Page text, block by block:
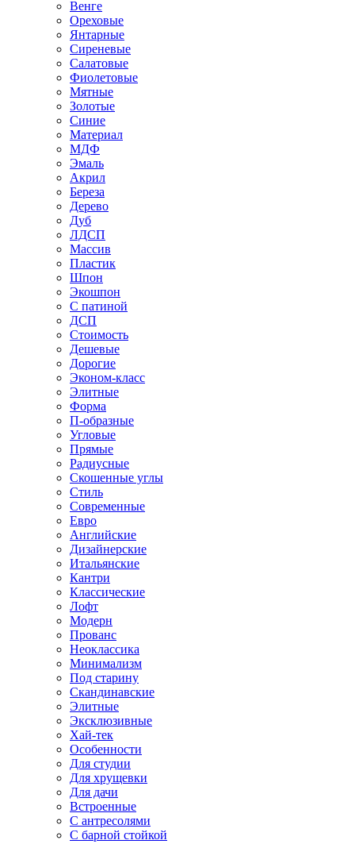
Венге
Ореховые
Янтарные
Сиреневые
Салатовые
Фиолетовые
Мятные
Золотые
Синие
Материал
МДФ
Эмаль
Акрил
Береза
Дерево
Дуб
ЛДСП
Массив
Пластик
Шпон
Экошпон
С патиной
ДСП
Стоимость
Дешевые
Дорогие
Эконом-класс
Элитные
Форма
П-образные
Угловые
Прямые
Радиусные
Скошенные углы
Стиль
Современные
Евро
Английские
Дизайнерские
Итальянские
Кантри
Классические
Лофт
Модерн
Прованс
Неоклассика
Минимализм
Под старину
Скандинавские
Элитные
Эксклюзивные
Хай-тек
Особенности
Для студии
Для хрущевки
Для дачи
Встроенные
С антресолями
С барной стойкой